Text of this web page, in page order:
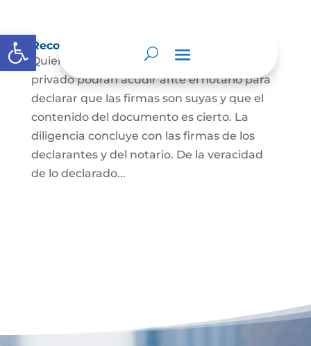
Abrir barra de herramientas
Reconocimiento de firma y contenido
Quienes hayan firmado un documento
privado podrán acudir ante el notario para
declarar que las firmas son suyas y que el
contenido del documento es cierto. La
diligencia concluye con las firmas de los
declarantes y del notario. De la veracidad
de lo declarado...